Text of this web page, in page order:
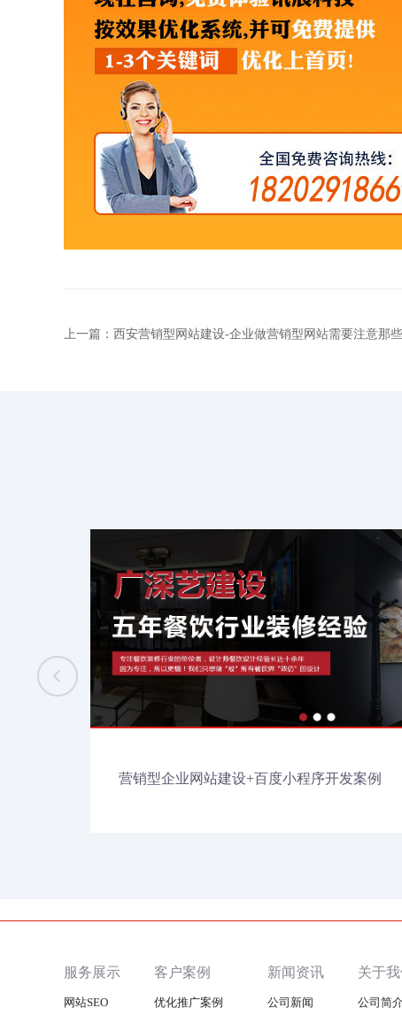
上一篇：西安营销型网站建设-企业做营销型网站需要注意那
营销型企业网站建设+百度小程序开发案例
服务展示
网站SEO
客户案例
优化推广案例
新闻资讯
公司新闻
关于
公司简